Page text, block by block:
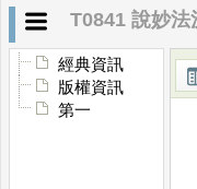
經典資訊
版權資訊
第一